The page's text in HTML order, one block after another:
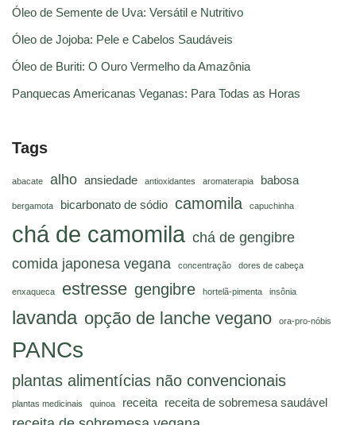
Óleo de Semente de Uva: Versátil e Nutritivo
Óleo de Jojoba: Pele e Cabelos Saudáveis
Óleo de Buriti: O Ouro Vermelho da Amazônia
Panquecas Americanas Veganas: Para Todas as Horas
Tags
abacate alho ansiedade antioxidantes aromaterapia babosa
bergamota bicarbonato de sódio camomila capuchinha
chá de camomila chá de gengibre
comida japonesa vegana
concentração dores de cabeça
enxaqueca estresse gengibre hortelã-pimenta insônia
lavanda opção de lanche vegano ora-pro-nóbis
PANCs
plantas alimentícias não convencionais
plantas medicinais quinoa receita receita de sobremesa saudável